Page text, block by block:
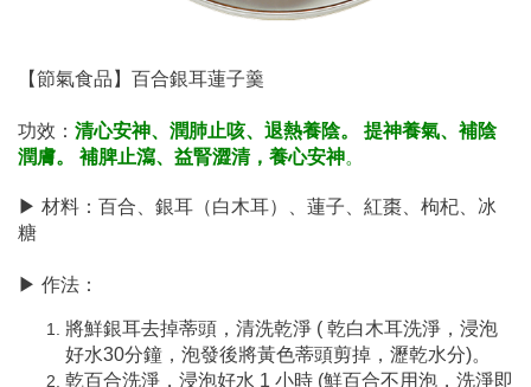
【節氣食品】 百合銀耳蓮子羹
功效： 清心安神、潤肺止咳、退熱養陰。
提神養氣、補陰
潤膚。
補脾止瀉、益腎澀清，養心安神。
▶ 材料：百合、銀耳（白木耳）、蓮子、紅棗、枸杞、冰
糖
▶ 作法：
將鮮銀耳去掉蒂頭，清洗乾淨 ( 乾白木耳洗淨，浸泡
好水30分鐘，泡發後將黃色蒂頭剪掉，瀝乾水分)。
乾百合洗淨，浸泡好水 1 小時 (鮮百合不用泡，洗淨即